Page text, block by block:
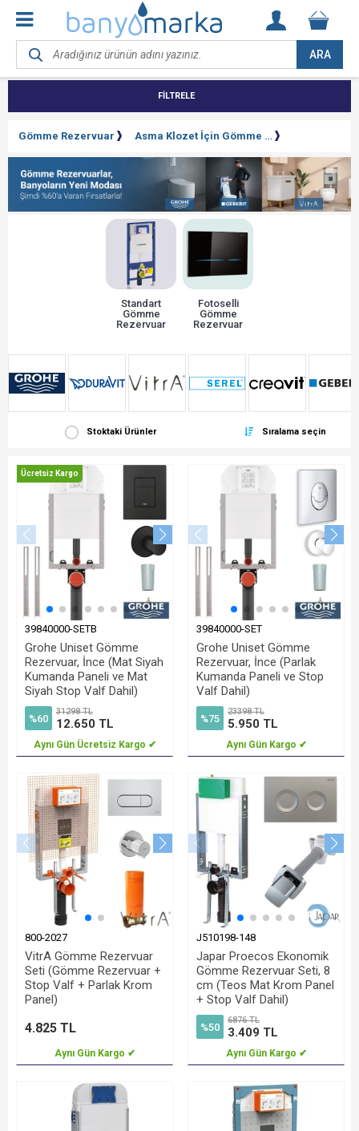
ARA
FİLTRELE
Gömme Rezervuar Asma Klozet İçin Gömme Rezervuar
Standart
Gömme
Rezervuar
Fotoselli
Gömme
Rezervuar
Stoktaki Ürünler Sıralama seçin
Ücretsiz Kargo
39840000-SETB
Grohe Uniset Gömme
Rezervuar, İnce (Mat Siyah
Kumanda Paneli ve Mat
Siyah Stop Valf Dahil)
%60
31298 TL
12.650 TL
Aynı Gün Ücretsiz Kargo ✔
39840000-SET
Grohe Uniset Gömme
Rezervuar, İnce (Parlak
Kumanda Paneli ve Stop
Valf Dahil)
%75
23398 TL
5.950 TL
Aynı Gün Kargo ✔
800-2027
VitrA Gömme Rezervuar
Seti (Gömme Rezervuar +
Stop Valf + Parlak Krom
Panel)
4.825 TL
Aynı Gün Kargo ✔
J510198-148
Japar Proecos Ekonomik
Gömme Rezervuar Seti, 8
cm (Teos Mat Krom Panel
+ Stop Valf Dahil)
%50
6876 TL
3.409 TL
Aynı Gün Kargo ✔